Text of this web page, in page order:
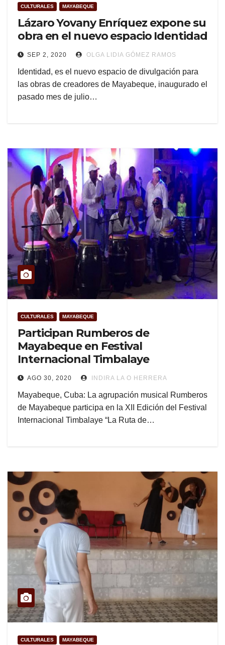
CULTURALES MAYABEQUE
Lázaro Yovany Enríquez expone su
obra en el nuevo espacio Identidad
SEP 2, 2020 OLGA LIDIA GÓMEZ RAMOS
Identidad, es el nuevo espacio de divulgación para
las obras de creadores de Mayabeque, inaugurado el
pasado mes de julio…
CULTURALES MAYABEQUE
Participan Rumberos de
Mayabeque en Festival
Internacional Timbalaye
AGO 30, 2020 INDIRA LA O HERRERA
Mayabeque, Cuba: La agrupación musical Rumberos
de Mayabeque participa en la XII Edición del Festival
Internacional Timbalaye “La Ruta de…
CULTURALES MAYABEQUE